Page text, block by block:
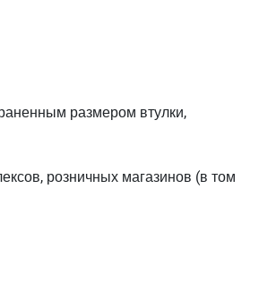
размером втулки,
розничных магазинов (в том